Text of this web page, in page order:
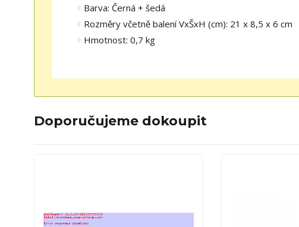
Barva: Černá + šedá
Rozměry včetně balení VxŠxH (cm): 21 x 8,5 x 6 cm
Hmotnost: 0,7 kg
Doporučujeme dokoupit